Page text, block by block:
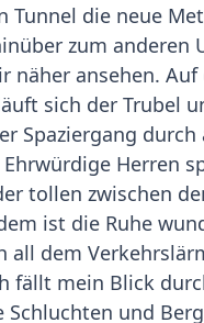
Tunnel die neue
zum anderen
näher ansehen. Auf
sich der Trubel
Spaziergang durch
Herren
tollen zwischen
ist die Ruhe
all dem
fällt mein Blick
Schluchten und